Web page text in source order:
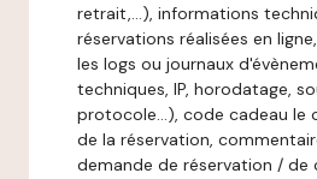
retrait,…), informations
réservations réalisées en
les logs ou journaux
techniques, IP, horodatage,
protocole…), code cadeau le
de la réservation,
demande de réservation / de